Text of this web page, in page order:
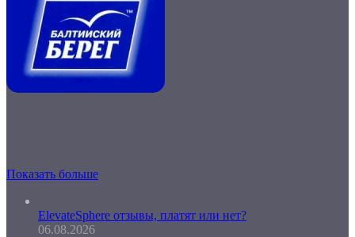
Показать больше
ElevateSphere отзывы, платят или нет?
06.08.2026